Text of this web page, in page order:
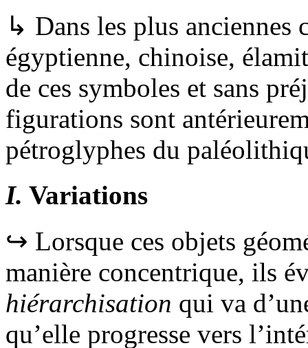
↳ Dans les plus
égyptienne, chinoise,
de ces symboles et sans
figurations sont
pétroglyphes du
I. Variations
↪ Lorsque ces objets
manière concentrique, ils
hiérarchisation qui va
qu’elle progresse vers